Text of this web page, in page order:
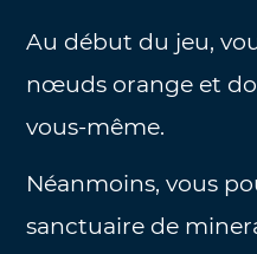
Au début du jeu,
nœuds orange et
vous-même.
Néanmoins, vous
sanctuaire de